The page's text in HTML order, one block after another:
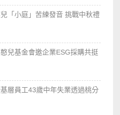
「小庭」苦練發音 挑戰中秋禮
兒基金會邀企業ESG採購共挺
層員工43歲中年失業透過桃分